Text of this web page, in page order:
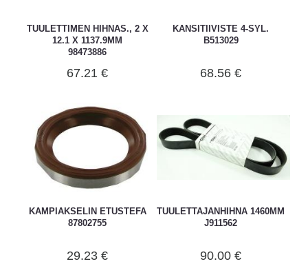
TUULETTIMEN HIHNAS., 2 X
12.1 X 1137.9MM
98473886
67.21 €
KANSITIIVISTE 4-SYL.
B513029
68.56 €
KAMPIAKSELIN ETUSTEFA
87802755
29.23 €
TUULETTAJANHIHNA 1460MM
J911562
90.00 €